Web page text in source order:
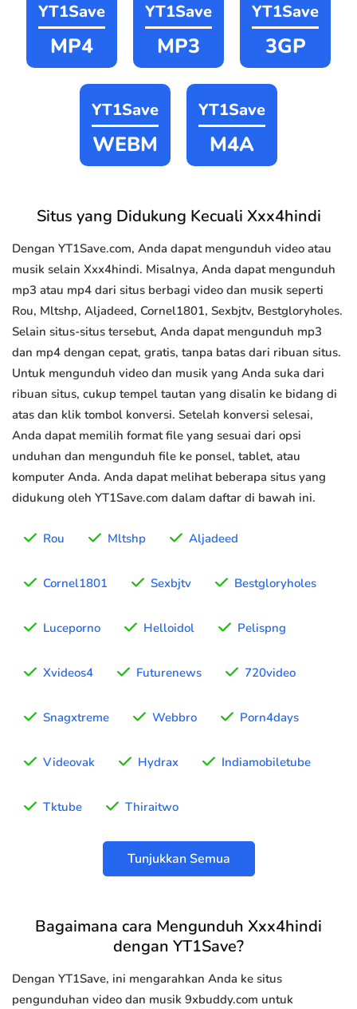
YT1Save
MP4
YT1Save
MP3
YT1Save
3GP
YT1Save
WEBM
YT1Save
M4A
Situs yang Didukung Kecuali Xxx4hindi
Dengan YT1Save.com, Anda dapat mengunduh video atau
musik selain Xxx4hindi. Misalnya, Anda dapat mengunduh
mp3 atau mp4 dari situs berbagi video dan musik seperti
Rou, Mltshp, Aljadeed, Cornel1801, Sexbjtv, Bestgloryholes.
Selain situs-situs tersebut, Anda dapat mengunduh mp3
dan mp4 dengan cepat, gratis, tanpa batas dari ribuan situs.
Untuk mengunduh video dan musik yang Anda suka dari
ribuan situs, cukup tempel tautan yang disalin ke bidang di
atas dan klik tombol konversi. Setelah konversi selesai,
Anda dapat memilih format file yang sesuai dari opsi
unduhan dan mengunduh file ke ponsel, tablet, atau
komputer Anda. Anda dapat melihat beberapa situs yang
didukung oleh YT1Save.com dalam daftar di bawah ini.
Rou Mltshp Aljadeed
Cornel1801 Sexbjtv Bestgloryholes
Luceporno Helloidol Pelispng
Xvideos4 Futurenews 720video
Snagxtreme Webbro Porn4days
Videovak Hydrax Indiamobiletube
Tktube Thiraitwo
Tunjukkan Semua
Bagaimana cara Mengunduh Xxx4hindi
dengan YT1Save?
Dengan YT1Save, ini mengarahkan Anda ke situs
pengunduhan video dan musik 9xbuddy.com untuk